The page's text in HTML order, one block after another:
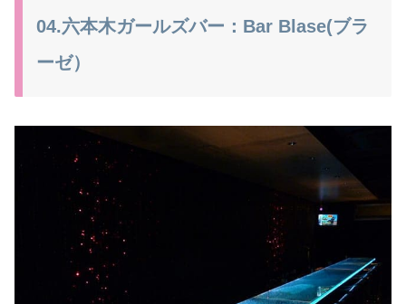
04.六本木ガールズバー：Bar Blase(ブラ
ーゼ）